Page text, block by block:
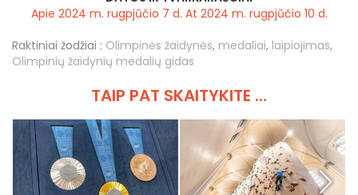
Apie 2024 m. rugpjūčio 7 d. At 2024 m. rugpjūčio 10 d.
Raktiniai žodžiai : Olimpinės žaidynės, medaliai, laipiojimas,
Olimpinių žaidynių medalių gidas
TAIP PAT SKAITYKITE ...